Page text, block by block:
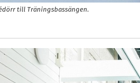
till Träningsbassängen.